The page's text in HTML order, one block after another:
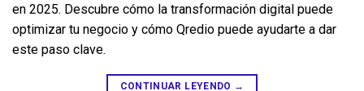
en 2025. Descubre cómo la transformación digital puede
optimizar tu negocio y cómo Qredio puede ayudarte a dar
este paso clave.
CONTINUAR LEYENDO →